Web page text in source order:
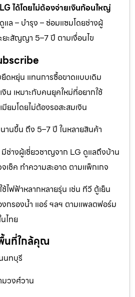
ได้โดยไม่ต้องจ่ายเงินก้อนใหญ่
ล – บำรุง – ซ่อมแซมโดยช่างผู้
ยะสัญญา 5–7 ปี ตามเงื่อนไข
ดหยุ่น แทนการซื้อขาดแบบเดิม
น เหมาะกับคนยุคใหม่ที่อยากใช้
มียมโดยไม่ต้องรอสะสมเงิน
านขึ้น ถึง 5–7 ปี ในหลายสินค้า
ช่างผู้เชี่ยวชาญจาก LG ดูแลถึงบ้าน
จเช็ค ทำความสะอาด ตามแพ็กเกจ
ไฟฟ้าหลากหลายรุ่น เช่น ทีวี ตู้เย็น
งกรองน้ำ แอร์ ฯลฯ ตามแพลตฟอร์ม
ไทย
นที่ใกล้คุณ
นทบุรี
วงศ์วาน